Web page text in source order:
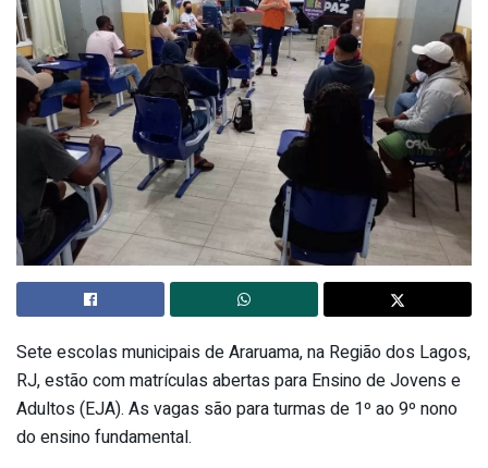
Sete escolas municipais de Araruama, na Região dos Lagos,
RJ, estão com matrículas abertas para Ensino de Jovens e
Adultos (EJA). As vagas são para turmas de 1º ao 9º nono
do ensino fundamental.